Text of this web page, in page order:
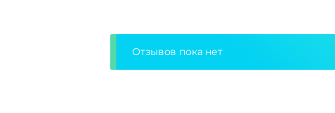
Отзывов пока нет